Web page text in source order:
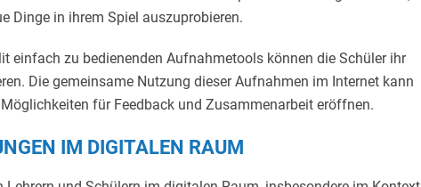
Dinge in ihrem Spiel auszuprobieren.
einfach zu bedienenden Aufnahmetools können die Schüler ihr
Die gemeinsame Nutzung dieser Aufnahmen im Internet kann
für Feedback und Zusammenarbeit eröffnen.
IM DIGITALEN RAUM